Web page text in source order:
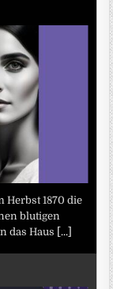
1870 die
blutigen
das Haus [...]